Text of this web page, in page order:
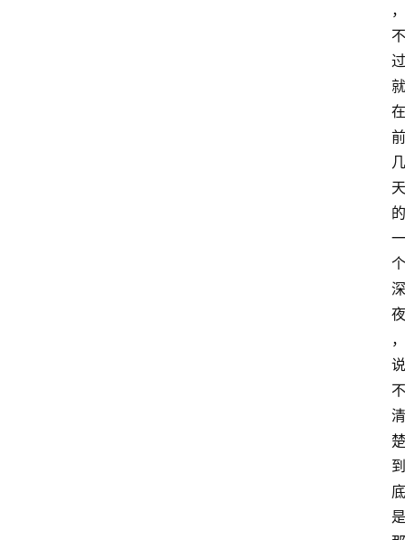
，
不
过
就
在
前
几
天
的
一
个
深
夜
，
说
不
清
楚
到
底
是